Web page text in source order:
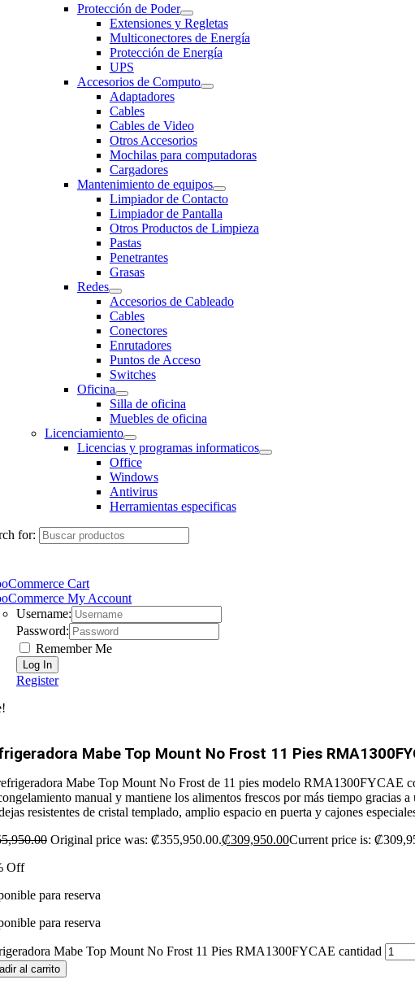
Protección de Poder
Extensiones y Regletas
Multiconectores de Energía
Protección de Energía
UPS
Accesorios de Computo
Adaptadores
Cables
Cables de Video
Otros Accesorios
Mochilas para computadoras
Cargadores
Mantenimiento de equipos
Limpiador de Contacto
Limpiador de Pantalla
Otros Productos de Limpieza
Pastas
Penetrantes
Grasas
Redes
Accesorios de Cableado
Cables
Conectores
Enrutadores
Puntos de Acceso
Switches
Oficina
Silla de oficina
Muebles de oficina
Licenciamiento
Licencias y programas informaticos
Office
Windows
Antivirus
Herramientas especificas
for:
Cart
My Account
Username:
Password:
Remember Me
Register
Mabe Top Mount No Frost 11 Pies
Mabe Top Mount No Frost de 11 pies modelo RMA1300FYCAE
manual y mantiene los alimentos frescos por más tiempo gracias
resistentes de cristal templado, amplio espacio en puerta y cajones
Original price was: ₡355,950.00.₡309,950.00Current price is:
Off
para reserva
para reserva
Mabe Top Mount No Frost 11 Pies RMA1300FYCAE cantidad
al carrito